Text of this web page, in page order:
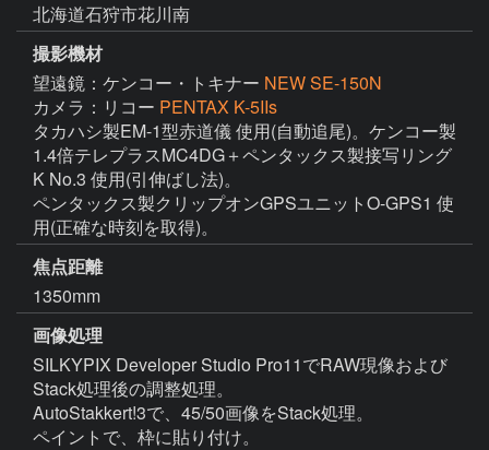
北海道石狩市花川南
撮影機材
望遠鏡：ケンコー・トキナー NEW SE-150N
カメラ：リコー PENTAX K-5IIs
タカハシ製EM-1型赤道儀 使用(自動追尾)。ケンコー製
1.4倍テレプラスMC4DG＋ペンタックス製接写リング
K No.3 使用(引伸ばし法)。
ペンタックス製クリップオンGPSユニットO-GPS1 使
用(正確な時刻を取得)。
焦点距離
1350mm
画像処理
SILKYPIX Developer Studio Pro11でRAW現像および
Stack処理後の調整処理。
AutoStakkert!3で、45/50画像をStack処理。
ペイントで、枠に貼り付け。